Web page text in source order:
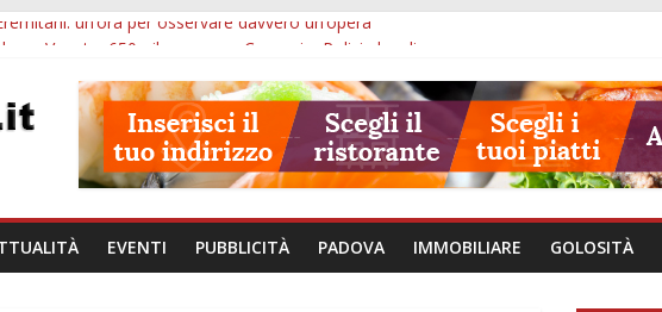
un’ora per osservare davvero un’opera
Padova: più controlli su strade, stazioni e treni
Veneto: 200 euro per l’abbonamento annuale
ore 10: arresto, fermata Busitalia e tregua dal caldo
EVENTI PUBBLICITÀ PADOVA IMMOBILIARE GOLOSITÀ